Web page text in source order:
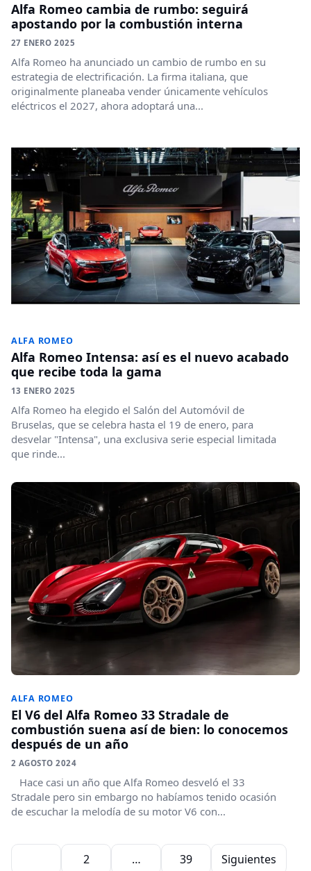
Alfa Romeo cambia de rumbo: seguirá
apostando por la combustión interna
27 ENERO 2025
Alfa Romeo ha anunciado un cambio de rumbo en su
estrategia de electrificación. La firma italiana, que
originalmente planeaba vender únicamente vehículos
eléctricos el 2027, ahora adoptará una...
ALFA ROMEO
Alfa Romeo Intensa: así es el nuevo acabado
que recibe toda la gama
13 ENERO 2025
Alfa Romeo ha elegido el Salón del Automóvil de
Bruselas, que se celebra hasta el 19 de enero, para
desvelar "Intensa", una exclusiva serie especial limitada
que rinde...
ALFA ROMEO
El V6 del Alfa Romeo 33 Stradale de
combustión suena así de bien: lo conocemos
después de un año
2 AGOSTO 2024
Hace casi un año que Alfa Romeo desveló el 33
Stradale pero sin embargo no habíamos tenido ocasión
de escuchar la melodía de su motor V6 con...
Paginación de entradas
2 … 39 Siguientes